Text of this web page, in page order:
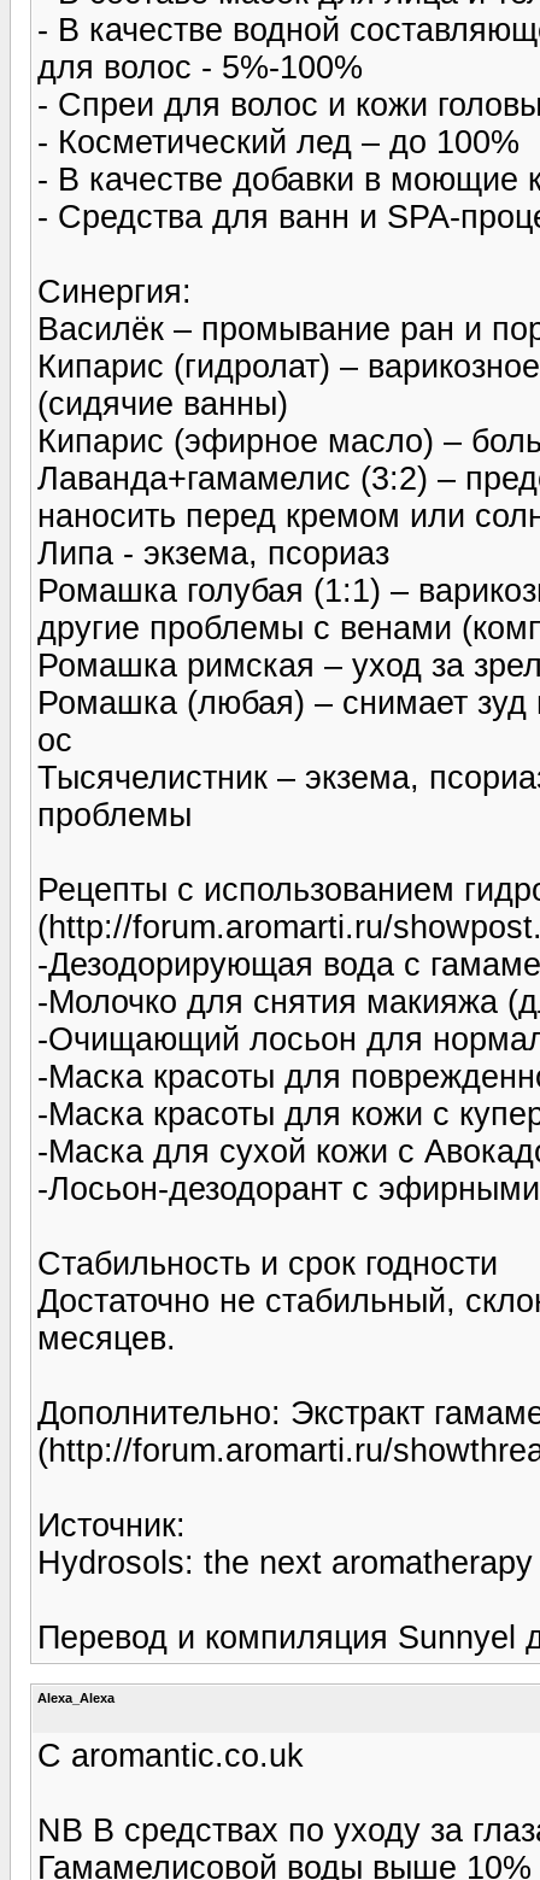
- В качестве водной
для волос - 5%-100%
- Спреи для волос и кожи
- Косметический лед – до 100%
- В качестве добавки в
- Средства для ванн и SPA-
Синергия:
Василёк – промывание ран и
Кипарис (гидролат) –
(сидячие ванны)
Кипарис (эфирное масло) –
Лаванда+гамамелис (3:2) –
наносить перед кремом или
Липа - экзема, псориаз
Ромашка голубая (1:1) –
другие проблемы с венами
Ромашка римская – уход за
Ромашка (любая) – снимает зуд
ос
Тысячелистник – экзема,
проблемы
Рецепты с использованием
(http://forum.aromarti.ru/
-Дезодорирующая вода с
-Молочко для снятия макияжа
-Очищающий лосьон для
-Маска красоты для
-Маска красоты для кожи с
-Маска для сухой кожи с
-Лосьон-дезодорант с
Стабильность и срок годности
Достаточно не стабильный,
месяцев.
Дополнительно: Экстракт
(http://forum.aromarti.ru/
Источник:
Hydrosols: the next
Перевод и компиляция Sunnyel
Alexa_Alexa
C aromantic.co.uk
NB В средствах по уходу за
Гамамелисовой воды выше 10%